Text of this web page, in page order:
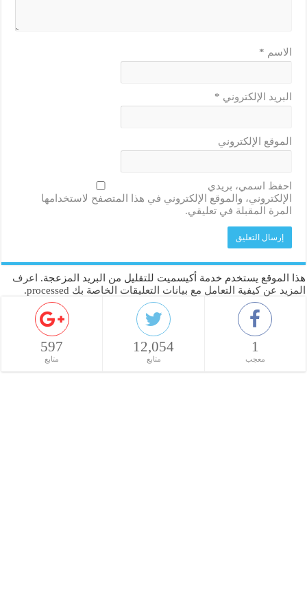
الاسم *
البريد الإلكتروني *
الموقع الإلكتروني
احفظ اسمي، بريدي
الإلكتروني، والموقع الإلكتروني في هذا المتصفح لاستخدامها
المرة المقبلة في تعليقي.
هذا الموقع يستخدم خدمة أكيسميت للتقليل من البريد المزعجة.
اعرف
المزيد عن كيفية التعامل مع بيانات التعليقات الخاصة بك processed
.
1
معجب
12,054
متابع
597
متابع